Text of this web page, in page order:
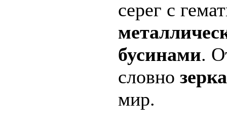
серег с
бусинами.
словно
мир.